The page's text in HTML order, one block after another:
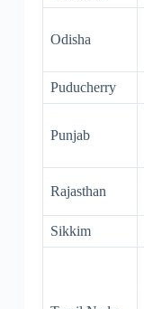
Odisha
Puducherry
Punjab
Rajasthan
Sikkim